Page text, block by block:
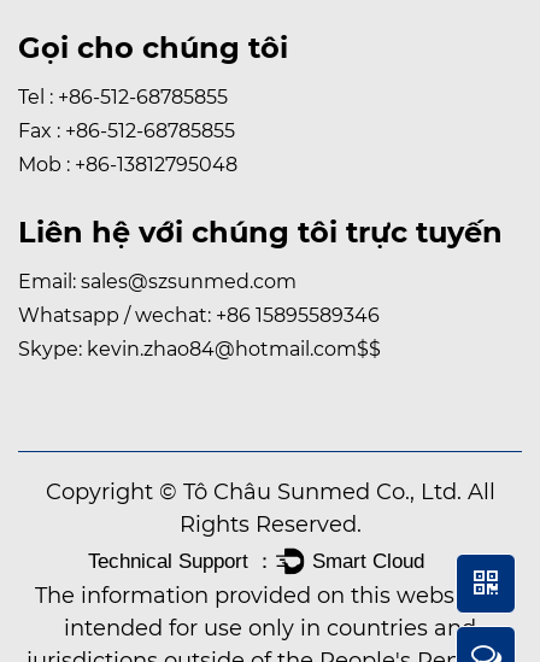
Gọi cho chúng tôi
Tel : +86-512-68785855
Fax : +86-512-68785855
Mob : +86-13812795048
Liên hệ với chúng tôi trực tuyến
Email: sales@szsunmed.com
Whatsapp / wechat: +86 15895589346
Skype: kevin.zhao84@hotmail.com$$
Copyright © Tô Châu Sunmed Co., Ltd. All
Rights Reserved.
The information provided on this website is
intended for use only in countries and